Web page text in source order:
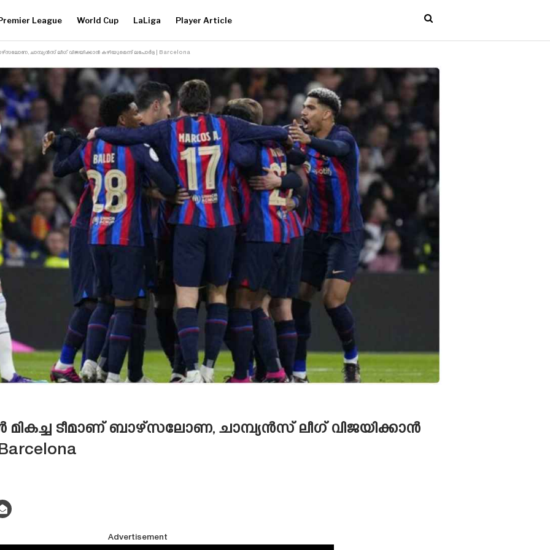
League World Cup LaLiga Player Article
ചാമ്പ്യൻസ് ലീഗ് വിജയിക്കാൻ കഴിയുമെന്ന് ലപോർട്ട | Barcelona
മികച്ച ടീമാണ് ബാഴ്‌സലോണ, ചാമ്പ്യൻസ് ലീഗ് വിജയിക്കാൻ
Advertisement